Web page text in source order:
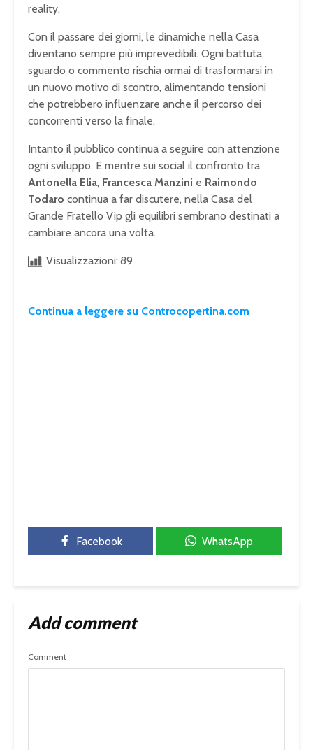
reality.
Con il passare dei giorni, le dinamiche nella Casa
diventano sempre più imprevedibili. Ogni battuta,
sguardo o commento rischia ormai di trasformarsi in
un nuovo motivo di scontro, alimentando tensioni
che potrebbero influenzare anche il percorso dei
concorrenti verso la finale.
Intanto il pubblico continua a seguire con attenzione
ogni sviluppo. E mentre sui social il confronto tra
Antonella Elia, Francesca Manzini e Raimondo
Todaro continua a far discutere, nella Casa del
Grande Fratello Vip gli equilibri sembrano destinati a
cambiare ancora una volta.
Visualizzazioni: 89
Continua a leggere su Controcopertina.com
Facebook WhatsApp
Add comment
Comment